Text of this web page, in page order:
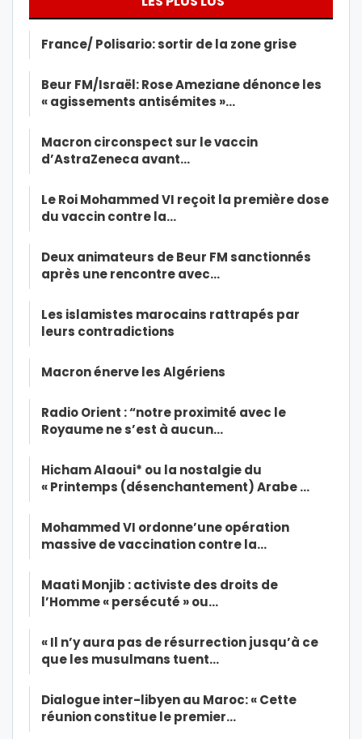
France/ Polisario: sortir de la zone grise
Beur FM/Israël: Rose Ameziane dénonce les
« agissements antisémites »…
Macron circonspect sur le vaccin
d’AstraZeneca avant…
Le Roi Mohammed VI reçoit la première dose
du vaccin contre la…
Deux animateurs de Beur FM sanctionnés
après une rencontre avec…
Les islamistes marocains rattrapés par
leurs contradictions
Macron énerve les Algériens
Radio Orient : “notre proximité avec le
Royaume ne s’est à aucun…
Hicham Alaoui* ou la nostalgie du
« Printemps (désenchantement) Arabe …
Mohammed VI ordonne’une opération
massive de vaccination contre la…
Maati Monjib : activiste des droits de
l’Homme « persécuté » ou…
« Il n’y aura pas de résurrection jusqu’à ce
que les musulmans tuent…
Dialogue inter-libyen au Maroc: « Cette
réunion constitue le premier…